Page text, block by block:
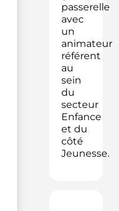
passerelle
avec
un
animateur
référent
au
sein
du
secteur
Enfance
et du
côté
Jeunesse.